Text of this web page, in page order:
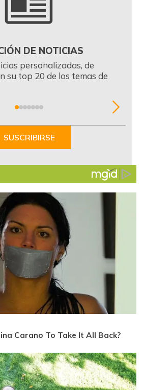
DE NOTICIAS
personalizadas, de
su top 20 de los temas de
SUSCRIBIRSE